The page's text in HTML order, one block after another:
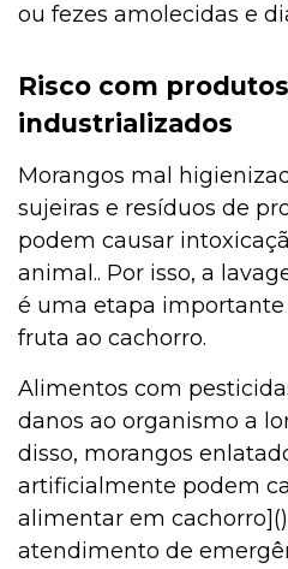
ou fezes amolecidas e
Risco com
industrializados
Morangos mal
sujeiras e resíduos de
podem causar
animal.. Por isso, a
é uma etapa importante
fruta ao cachorro.
Alimentos com
danos ao organismo a
disso, morangos
artificialmente podem
alimentar em
atendimento de